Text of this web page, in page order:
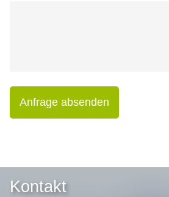
Anfrage absenden
Kontakt